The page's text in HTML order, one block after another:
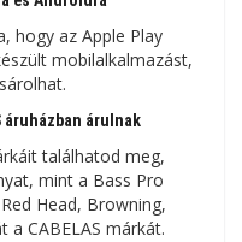
hogy az Apple Play
mobilalkalmazást,
áruházban árulnak
találhatod meg,
mint a Bass Pro
Head, Browning,
CABELAS márkát.